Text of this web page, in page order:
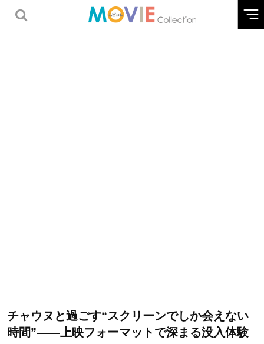
チャウヌと過ごす“スクリーンでしか会えない
時間”——上映フォーマットで深まる没入体験